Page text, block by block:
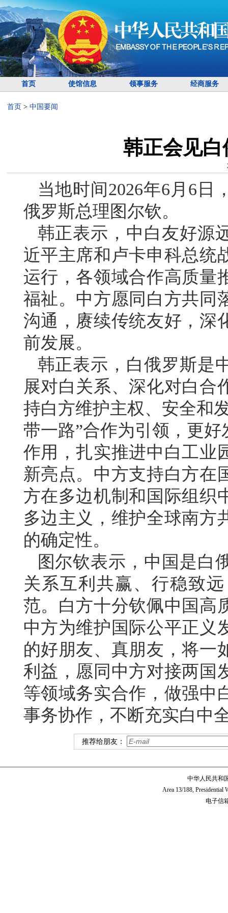
首页 使馆信息 领事服务 经商服务
首页 > 中国要闻
韩正会见
当地时间2026年6月6日
俄罗斯总理图尔钦。
韩正表示，中白友好源
近平主席和卢卡申科总统
运行，各领域合作高质量
福祉。中方愿同白方共同
沟通，赓续传统友好，深
前发展。
韩正表示，白俄罗斯是
展对白关系、深化对白合
持白方维护主权、安全和
带一路”合作为引领，更
作用，扎实推进中白工业
新亮点。中方支持白方在
方在多边机制和国际组织
多边主义，维护全球南方
的确定性。
图尔钦表示，中国是白
关系互利共赢、行稳致
范。白方十分钦佩中国高
中方为维护国际公平正义
的好朋友、真朋友，将一
利益，愿同中方对接两国
等领域务实合作，做强中
事务协作，不断充实白中
推荐给朋友：
中华人民共和
Area 13/188, Presidential
电子信